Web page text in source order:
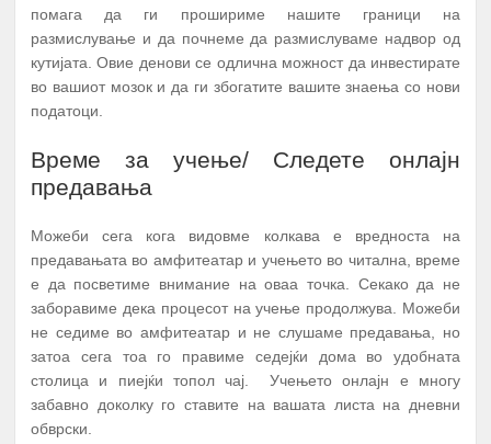
помага да ги прошириме нашите граници на
размислување и да почнеме да размислуваме надвор од
кутијата. Овие денови се одлична можност да инвестирате
во вашиот мозок и да ги збогатите вашите знаења со нови
податоци.
Време за учење/ Следете онлајн
предавања
Можеби сега кога видовме колкава е вредноста на
предавањата во амфитеатар и учењето во читална, време
е да посветиме внимание на оваа точка. Секако да не
заборавиме дека процесот на учење продолжува. Можеби
не седиме во амфитеатар и не слушаме предавања, но
затоа сега тоа го правиме седејќи дома во удобната
столица и пиејќи топол чај. Учењето онлајн е многу
забавно доколку го ставите на вашата листа на дневни
обврски.